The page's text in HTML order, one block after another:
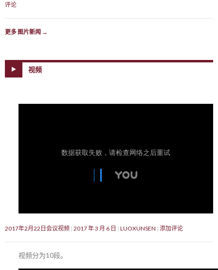
评论
更多 图片新闻 →
视频
2017年2月22日会议视频 2017 年 3 月 6 日 LUOXUNSEN 添加评论
视频分为10段。